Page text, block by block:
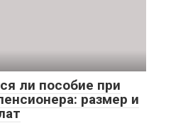
ли пособие при
размер и